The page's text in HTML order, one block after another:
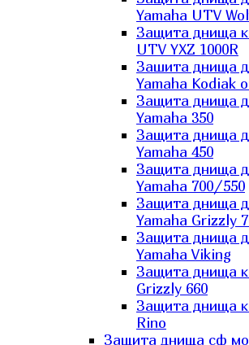
Yamaha UTV
Защита днища
UTV YXZ 1000R
Зашита днища
Yamaha Kodiak
Защита днища
Yamaha 350
Защита днища
Yamaha 450
Защита днища
Yamaha 700/550
Защита днища
Yamaha Grizzly
Защита днища
Yamaha Viking
Защита днища
Grizzly 660
Защита днища
Rino
Защита днища сф